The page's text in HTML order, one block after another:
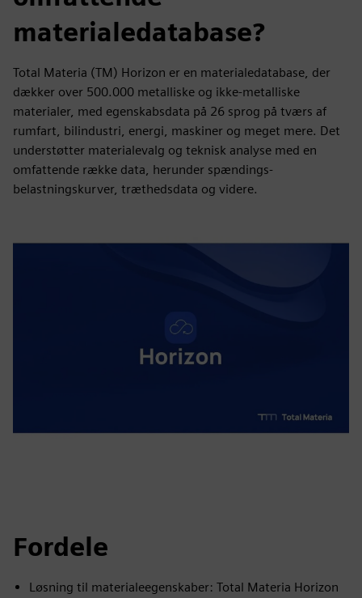
materialedatabase?
Total Materia (TM) Horizon er en materialedatabase, der
dækker over 500.000 metalliske og ikke-metalliske
materialer, med egenskabsdata på 26 sprog på tværs af
rumfart, bilindustri, energi, maskiner og meget mere. Det
understøtter materialevalg og teknisk analyse med en
omfattende række data, herunder spændings-
belastningskurver, træthedsdata og videre.
Fordele
Løsning til materialeegenskaber: Total Materia Horizon